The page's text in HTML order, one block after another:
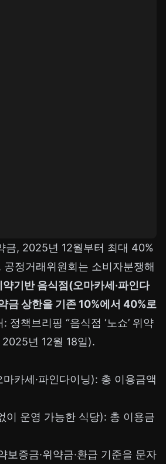
금, 2025년 12월부터 최대 40%
정거래위원회는 소비자분쟁해
약기반 음식점(오마카세·파인다
금 상한을 기존 10%에서 40%로
정책브리핑 “음식점 ‘노쇼’ 위약
년 12월 18일).
마카세·파인다이닝): 총 이용금액
이 운영 가능한 식당): 총 이용금
보증금·위약금·환급 기준을 문자